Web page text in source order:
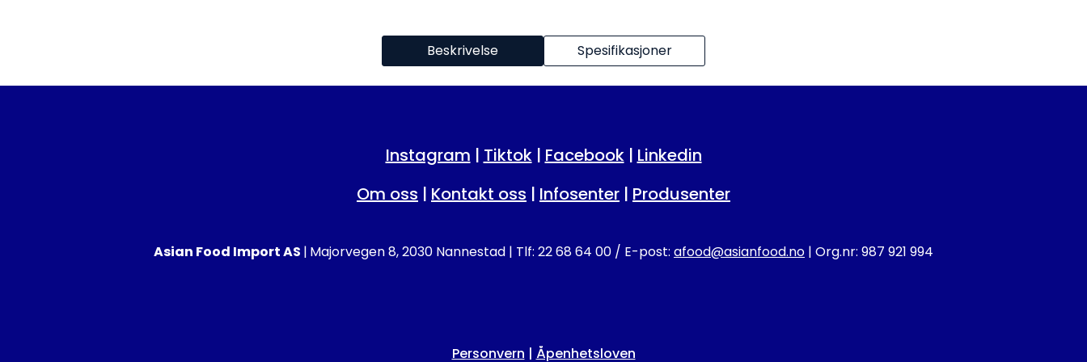
Beskrivelse Spesifikasjoner
Instagram | Tiktok| Facebook| Linkedin
Om oss | Kontakt oss | Infosenter | Produsenter
Asian Food Import AS | Majorvegen 8, 2030 Nannestad | Tlf: 22 68 64 00 / E-post: afood@asianfood.no | Org.nr: 987 921 994
Personvern | Åpenhetsloven